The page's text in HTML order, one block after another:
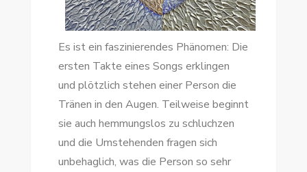
Es ist ein faszinierendes Phänomen: Die
ersten Takte eines Songs erklingen
und plötzlich stehen einer Person die
Tränen in den Augen. Teilweise beginnt
sie auch hemmungslos zu schluchzen
und die Umstehenden fragen sich
unbehaglich, was die Person so sehr